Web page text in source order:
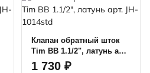
Клапан обратный шток
Tim ВВ 1.1/2", латунь арт.
JH-1014std
1 730 ₽